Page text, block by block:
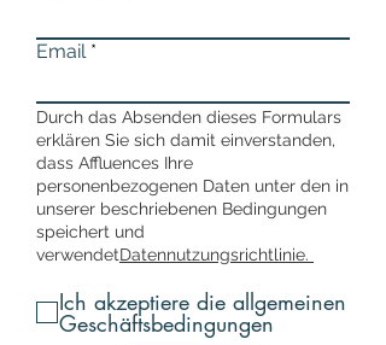
Email
Durch das Absenden dieses Formulars
erklären Sie sich damit einverstanden,
dass Affluences Ihre
personenbezogenen Daten unter den in
unserer beschriebenen Bedingungen
speichert und
verwendetDatennutzungsrichtlinie.
Ich akzeptiere die allgemeinen
Geschäftsbedingungen